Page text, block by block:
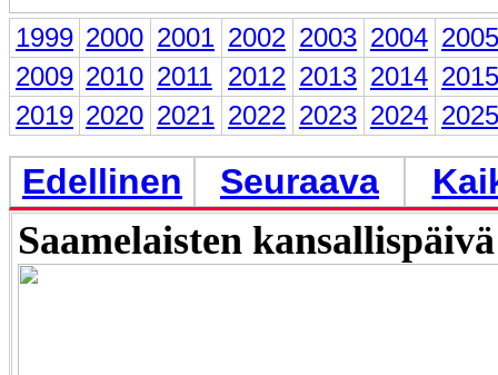
1999 2000 2001 2002 2003 2004 2005
2009 2010 2011 2012 2013 2014 2015
2019 2020 2021 2022 2023 2024 2025
Edellinen Seuraava
Saamelaisten